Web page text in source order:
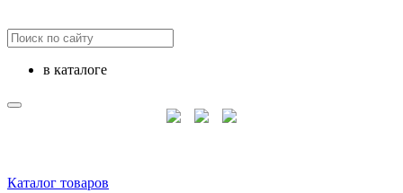
в каталоге
Каталог товаров